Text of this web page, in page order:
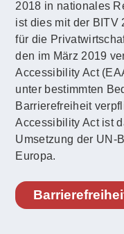
2018 in nationales
ist dies mit der BITV
für die
den im März 2019
Accessibility Act
unter bestimmten
Barrierefreiheit
Accessibility Act ist
Umsetzung der UN-
Europa.